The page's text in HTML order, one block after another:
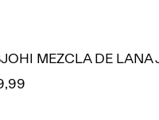
MEZCLA DE LANA